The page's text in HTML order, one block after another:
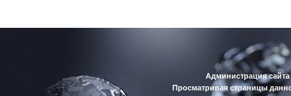
Администрация
Просматривая страницы